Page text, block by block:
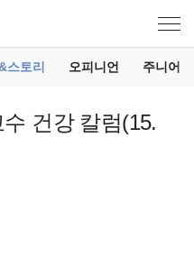
스토리 오피니언 주니어
건강 칼럼(15.